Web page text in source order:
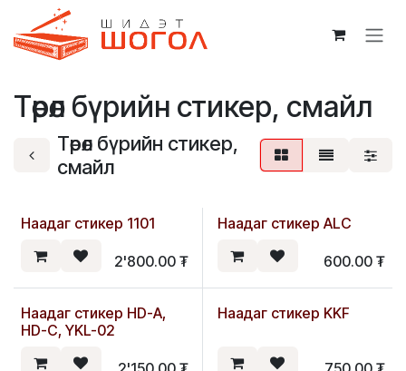
Skip to Content
Төрөл бүрийн стикер, смайл
Төрөл бүрийн стикер,
смайл
Наадаг стикер 1101
2'800.00₮
Наадаг стикер ALC
600.00₮
Наадаг стикер HD-A,
HD-C, YKL-02
Наадаг стикер KKF